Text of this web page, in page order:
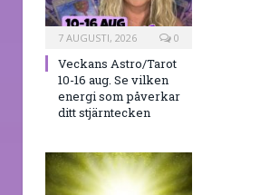
7 AUGUSTI, 2026 0
Veckans Astro/Tarot
10-16 aug. Se vilken
energi som påverkar
ditt stjärntecken